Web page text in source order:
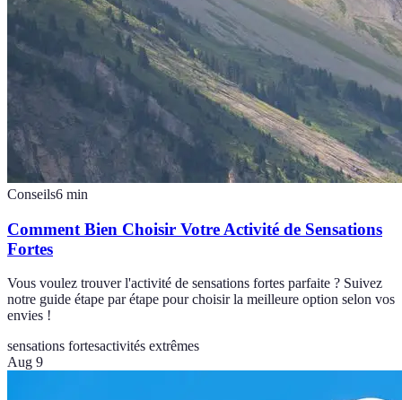
Conseils6 min
Comment Bien Choisir Votre Activité de Sensations
Fortes
Vous voulez trouver l'activité de sensations fortes parfaite ? Suivez
notre guide étape par étape pour choisir la meilleure option selon vos
envies !
sensations fortesactivités extrêmes
Aug 9